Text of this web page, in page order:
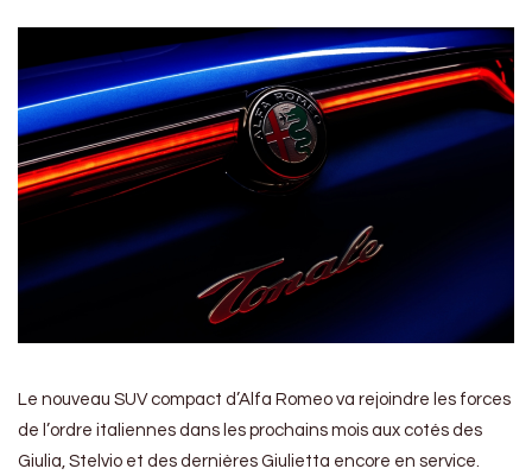
Le nouveau SUV compact d’Alfa Romeo va rejoindre les forces
de l’ordre italiennes dans les prochains mois aux cotés des
Giulia, Stelvio et des dernières Giulietta encore en service.